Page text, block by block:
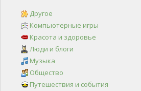
Другое
Компьютерные игры
Красота и здоровье
Люди и блоги
Музыка
Общество
Путешествия и события